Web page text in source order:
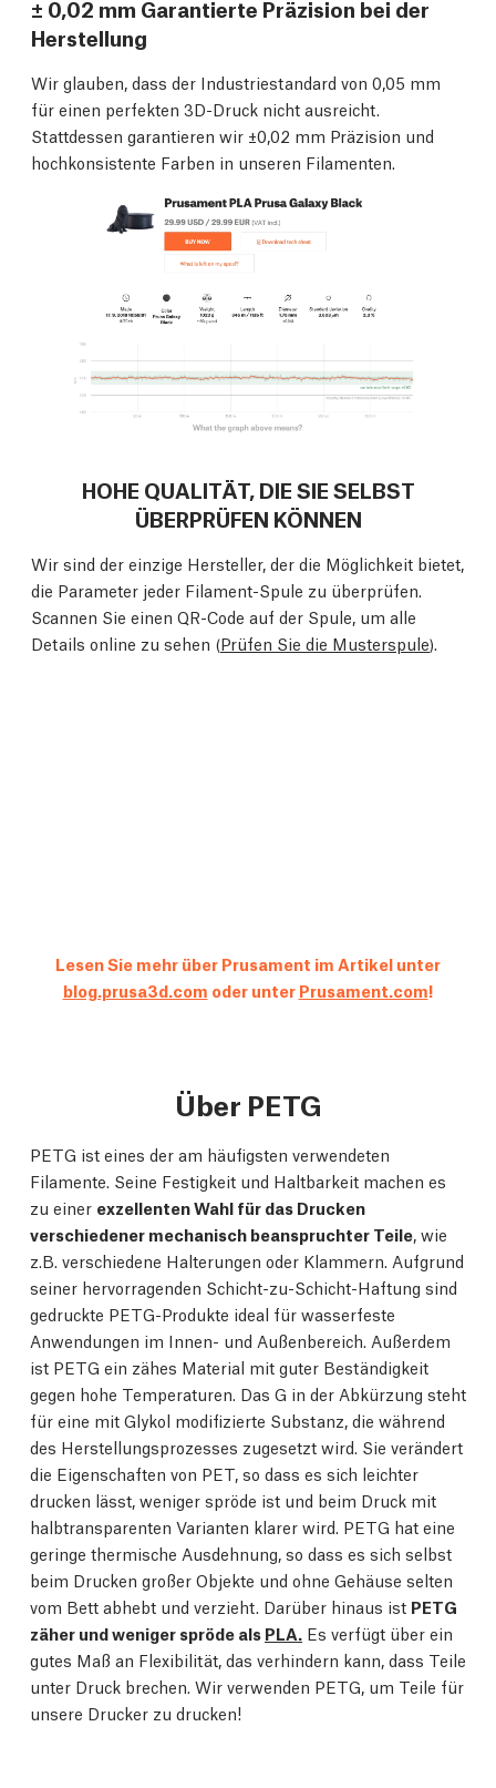
± 0,02 mm Garantierte Präzision bei der
Herstellung
Wir glauben, dass der Industriestandard von 0,05 mm
für einen perfekten 3D-Druck nicht ausreicht.
Stattdessen garantieren wir ±0,02 mm Präzision und
hochkonsistente Farben in unseren Filamenten.
HOHE QUALITÄT, DIE SIE SELBST
ÜBERPRÜFEN KÖNNEN
Wir sind der einzige Hersteller, der die Möglichkeit bietet,
die Parameter jeder Filament-Spule zu überprüfen.
Scannen Sie einen QR-Code auf der Spule, um alle
Details online zu sehen (Prüfen Sie die Musterspule).
Lesen Sie mehr über Prusament im Artikel unter
blog.prusa3d.com oder unter Prusament.com!
Über PETG
PETG ist eines der am häufigsten verwendeten
Filamente. Seine Festigkeit und Haltbarkeit machen es
zu einer exzellenten Wahl für das Drucken
verschiedener mechanisch beanspruchter Teile, wie
z.B. verschiedene Halterungen oder Klammern. Aufgrund
seiner hervorragenden Schicht-zu-Schicht-Haftung sind
gedruckte PETG-Produkte ideal für wasserfeste
Anwendungen im Innen- und Außenbereich. Außerdem
ist PETG ein zähes Material mit guter Beständigkeit
gegen hohe Temperaturen. Das G in der Abkürzung steht
für eine mit Glykol modifizierte Substanz, die während
des Herstellungsprozesses zugesetzt wird. Sie verändert
die Eigenschaften von PET, so dass es sich leichter
drucken lässt, weniger spröde ist und beim Druck mit
halbtransparenten Varianten klarer wird. PETG hat eine
geringe thermische Ausdehnung, so dass es sich selbst
beim Drucken großer Objekte und ohne Gehäuse selten
vom Bett abhebt und verzieht. Darüber hinaus ist PETG
zäher und weniger spröde als PLA. Es verfügt über ein
gutes Maß an Flexibilität, das verhindern kann, dass Teile
unter Druck brechen. Wir verwenden PETG, um Teile für
unsere Drucker zu drucken!